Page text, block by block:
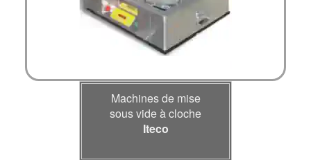
Machines de mise
sous vide à cloche
Iteco